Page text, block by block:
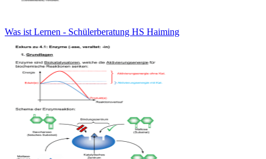
Was ist Lernen - Schülerberatung HS Haiming